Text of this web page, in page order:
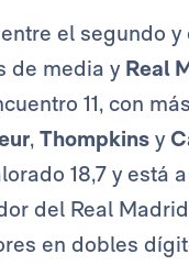
el segundo
de media y Real
11, con
, Thompkins y
18,7 y está
del Real
en dobles